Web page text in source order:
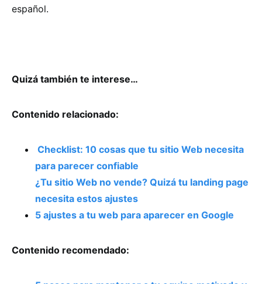
español.
Quizá también te interese…
Contenido relacionado:
Checklist: 10 cosas que tu sitio Web necesita
para parecer confiable
¿Tu sitio Web no vende? Quizá tu landing page
necesita estos ajustes
5 ajustes a tu web para aparecer en Google
Contenido recomendado: